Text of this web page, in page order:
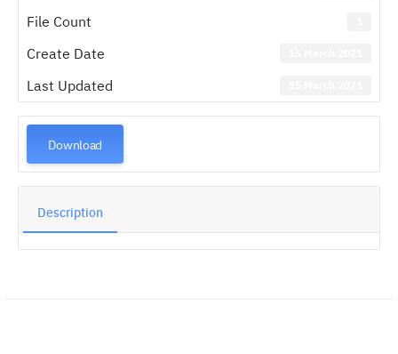
File Count
Create Date
Last Updated
Download
Description